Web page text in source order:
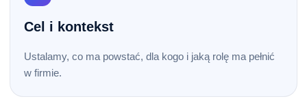
Cel i kontekst
Ustalamy, co ma powstać, dla kogo i jaką rolę ma pełnić
w firmie.